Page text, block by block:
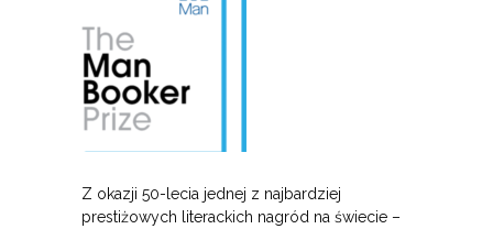
Z okazji 50-lecia jednej z najbardziej
prestiżowych literackich nagród na świecie –